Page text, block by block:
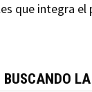
que integra